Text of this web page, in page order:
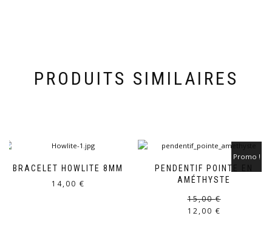
PRODUITS SIMILAIRES
BRACELET HOWLITE 8MM
14,00 €
PENDENTIF POINTE EN
AMÉTHYSTE
Promo !
15,00€
12,00 €